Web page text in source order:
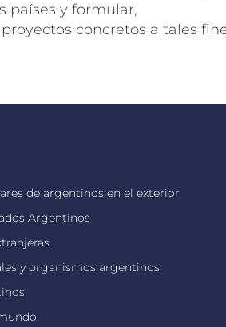
países y formular,
concretos a tales
de argentinos en el exterior
Argentinos
y organismos argentinos